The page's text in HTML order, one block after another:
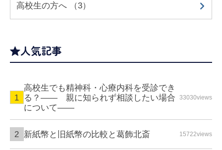
高校生の方へ （3）
人気記事
高校生でも精神科・心療内科を受診でき
る？—— 親に知られず相談したい場合
について――
33030views
新紙幣と旧紙幣の比較と葛飾北斎 15722views